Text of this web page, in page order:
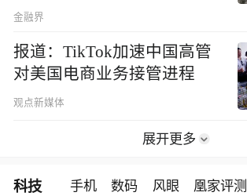
金融界
报道：TikTok加速中国高管
对美国电商业务接管进程
观点新媒体
展开更多
科技 手机 数码 风眼 凰家评测